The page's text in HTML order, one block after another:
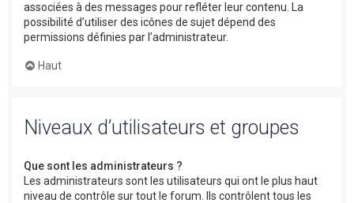
associées à des messages pour refléter leur contenu. La
possibilité d’utiliser des icônes de sujet dépend des
permissions définies par l’administrateur.
Haut
Niveaux d’utilisateurs et groupes
Que sont les administrateurs ?
Les administrateurs sont les utilisateurs qui ont le plus haut
niveau de contrôle sur tout le forum. Ils contrôlent tous les